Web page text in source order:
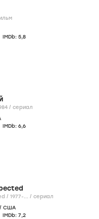
IMDb: 5,8
/ сериал
IMDb: 6,6
Tales of the Unexpected / 1977-... / сериал
/ США
IMDb: 7,2